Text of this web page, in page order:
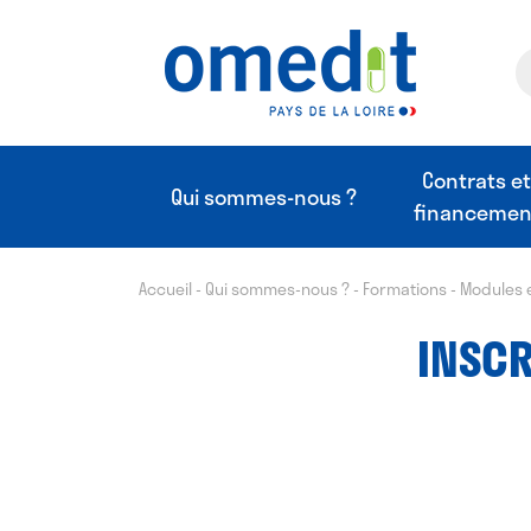
Qui sommes-nous ?
Contrats et
Accueil - Qui sommes-nous ?- Formations- Modules